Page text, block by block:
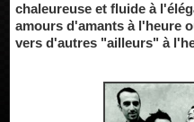
chaleureuse et fluide à
amours d'amants à l'heure
vers d'autres "ailleurs" à